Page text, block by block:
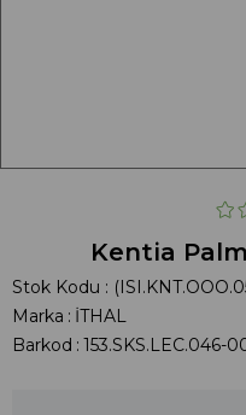
Kentia
Stok Kodu
Marka : İTHAL
Barkod : 153.SKS.LEC.046-